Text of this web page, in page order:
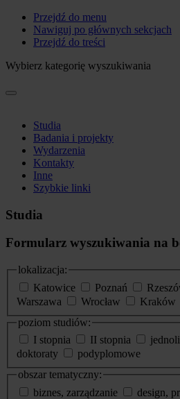
Przejdź do menu
Nawiguj po głównych sekcjach
Przejdź do treści
Wybierz kategorię wyszukiwania
Studia
Badania i projekty
Wydarzenia
Kontakty
Inne
Szybkie linki
Studia
Formularz wyszukiwania na
lokalizacja:
Katowice
Poznań
Warszawa
Wrocław
Kraków
poziom studiów:
I stopnia
II stopnia
doktoraty
podyplomowe
obszar tematyczny:
biznes, zarządzanie
design,